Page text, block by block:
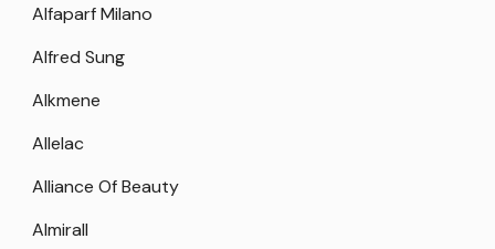
Alfaparf Milano
Alfred Sung
Alkmene
Allelac
Alliance Of Beauty
Almirall